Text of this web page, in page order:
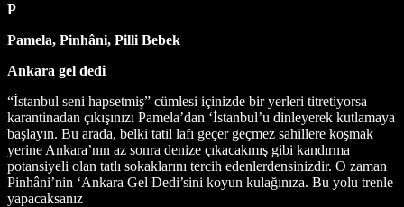
P
Pamela, Pinhâni, Pilli Bebek
Ankara gel dedi
“İstanbul seni hapsetmiş” cümlesi içinizde bir yerleri titretiyorsa
karantinadan çıkışınızı Pamela’dan ‘İstanbul’u dinleyerek kutlamaya
başlayın. Bu arada, belki tatil lafı geçer geçmez sahillere koşmak
yerine Ankara’nın az sonra denize çıkacakmış gibi kandırma
potansiyeli olan tatlı sokaklarını tercih edenlerdensinizdir. O zaman
Pinhâni’nin ‘Ankara Gel Dedi’sini koyun kulağınıza. Bu yolu trenle
yapacaksanız